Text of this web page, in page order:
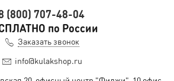
(800) 707-48-04
по России
Заказать звонок
info@kulakshop.ru